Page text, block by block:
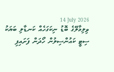
14 July 2026
ވިލިމާލޭގެ ބޮޑު ނިކަގަހެއް ކަނޑާލި ބަޔަކު
ސިޓީ ކައުންސިލުން ހޯދަން ފަށައިފި